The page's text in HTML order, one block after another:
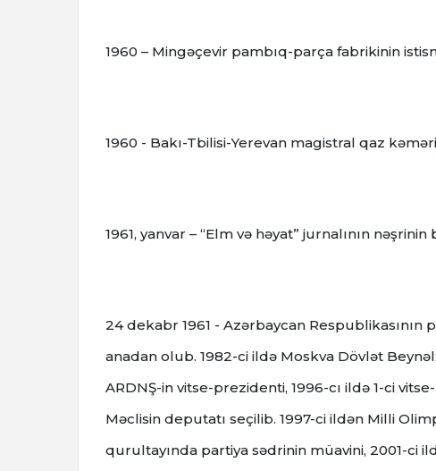
1960 – Mingəçevir pambıq-parça fabrikinin
1960 - Bakı-Tbilisi-Yerevan magistral qaz
1961, yanvar – “Elm və həyat” jurnalının nəşrinin
24 dekabr 1961 - Azərbaycan
anadan olub. 1982-ci ildə Moskva Dövlət
ARDNŞ-in vitse-prezidenti, 1996-cı ildə 1-ci
Məclisin deputatı seçilib. 1997-ci ildən Milli
qurultayında partiya sədrinin müavini, 2001-ci